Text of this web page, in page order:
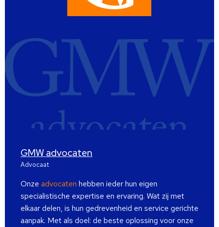
GMW advocaten
Advocaat
Onze advocaten hebben ieder hun eigen
specialistische expertise en ervaring. Wat zij met
elkaar delen, is hun gedrevenheid en service gerichte
aanpak. Met als doel: de beste oplossing voor onze